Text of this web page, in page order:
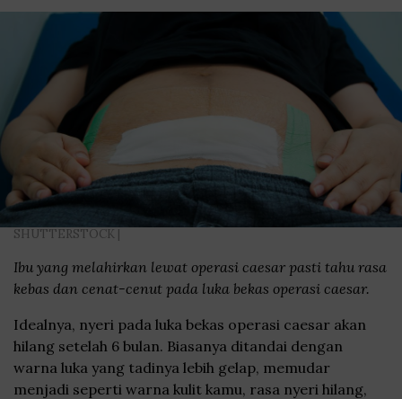
SHUTTERSTOCK |
Ibu yang melahirkan lewat operasi caesar pasti tahu rasa
kebas dan cenat-cenut pada luka bekas operasi caesar.
Idealnya, nyeri pada luka bekas operasi caesar akan
hilang setelah 6 bulan. Biasanya ditandai dengan
warna luka yang tadinya lebih gelap, memudar
menjadi seperti warna kulit kamu, rasa nyeri hilang,